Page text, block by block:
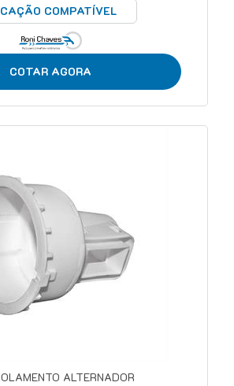
COMPATÍVEL
COTAR AGORA
ALTERNADOR